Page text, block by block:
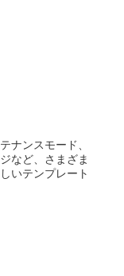
ナンスモード、
など、さまざま
いテンプレート